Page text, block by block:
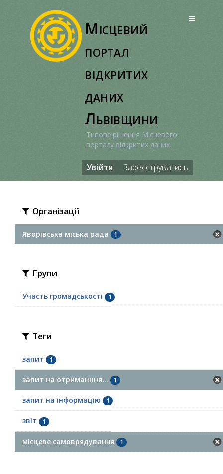
Місцевий
портал
відкритих
даних
Львівщини
Типове рішення Місцевого
порталу відкритих даних
Увійти Зареєструватись
Організації
Яворівська міська рада 1
Групи
Участь громадськості 1
Теги
запит 1
запит на отриманння... 1
запит на інформацію 1
звіт 1
місцеве самоврядування 1